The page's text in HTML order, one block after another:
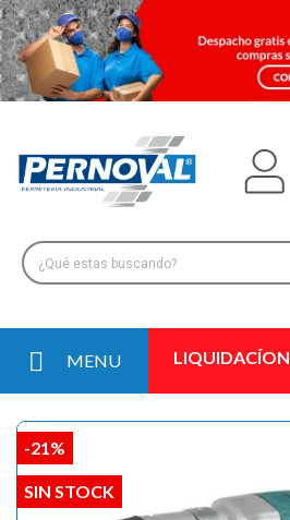
MENU LIQUIDACÍON
-21%
SIN STOCK